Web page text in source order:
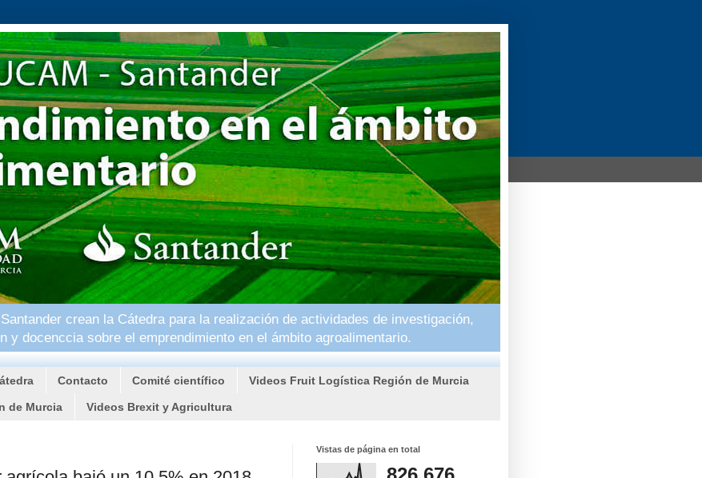
crean la Cátedra para la realización de actividades de investigación,
y docenccia sobre el emprendimiento en el ámbito agroalimentario.
Contacto Comité científico Videos Fruit Logística Región de Murcia
de Murcia Videos Brexit y Agricultura
Vistas de página en total